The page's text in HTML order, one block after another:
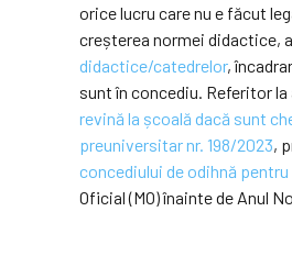
orice lucru care nu e făcut
creșterea normei didactice,
didactice/catedrelor,
sunt în concediu. Referitor
revină la școală dacă sunt
preuniversitar nr. 198/2023,
concediului de odihnă
Oficial (MO) înainte de Anul